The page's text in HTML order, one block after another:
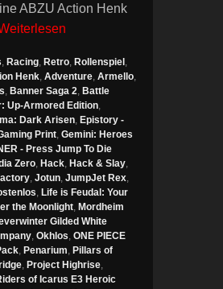
ABZU Action Henk
, Racing, Retro, Rollenspiel,
Henk, Adventure, Armello,
, Banner Saga 2, Battle
Up-Armored Edition,
Dark Arisen, Epistory -
Print, Gemini: Heroes
- Press Jump To Die
Zero, Hack, Hack & Slay,
, Jotun, JumpJet Rex,
, Life is Feudal: Your
the Moonlight, Mordheim
Gilded White
, Okhlos, ONE PIECE
, Penarium, Pillars of
, Project Highrise,
of Icarus E3 Heroic